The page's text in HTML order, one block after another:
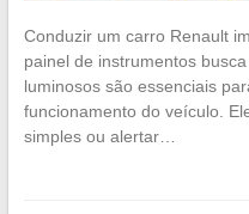
Conduzir um carro Renault
painel de instrumentos
luminosos são essenciais
funcionamento do veículo.
simples ou alertar…